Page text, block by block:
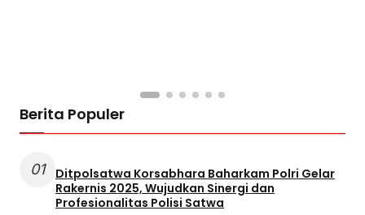
Berita Populer
01
Ditpolsatwa Korsabhara Baharkam Polri Gelar
Rakernis 2025, Wujudkan Sinergi dan
Profesionalitas Polisi Satwa